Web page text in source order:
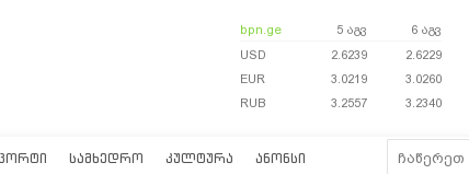
bpn.ge 5 აგვ
6 აგვ
USD
2.6239
2.6229
EUR
3.0219
3.0260
RUB
3.2557 3.2340
ᲡᲐᲛᲮᲔᲓᲠᲝ ᲙᲣᲚᲢᲣᲠᲐ ᲐᲜᲝᲜᲡᲘ